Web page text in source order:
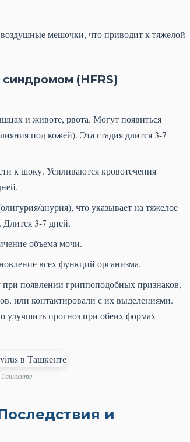
воздушные мешочки, что приводит к тяжелой
(HFRS)
и животе, рвота. Могут появиться
под кожей). Эта стадия длится 3-7
к шоку. Усиливаются кровотечения
анурия), что указывает на тяжелое
Длится 3-7 дней.
объема мочи.
всех функций организма.
появлении гриппоподобных признаков,
или контактировали с их выделениями.
улучшить прогноз при обеих формах
Ташкенте
и